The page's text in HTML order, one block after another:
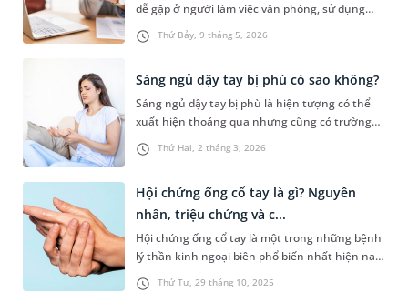
Thứ Bảy, 9 tháng 5, 2026
dễ gặp ở người làm việc văn phòng, sử dụng
máy tính nhiều, lao động tay chân hoặc chơi
thể thao. Vậy tình trạng này có liên quan đến
gì, bạn có thể trả lời thắc mắc đó qua bài viết
sau.
Thứ Hai, 2 tháng 3, 2026
Sáng ngủ dậy tay bị phù có sao không?
Sáng ngủ dậy tay bị phù là hiện tượng có thể
xuất hiện thoáng qua nhưng cũng có trường
hợp thường xuyên tái diễn kèm cứng khớp
nhẹ, khó cử động, tê bì, đau nhức,... Liệu đây có
phục như thế nào mới mang lại hiệu quả?
Những chia sẻ dưới đây sẽ cùng bạn...
Thứ Tư, 29 tháng 10, 2025
Hội chứng ống cổ tay là gì? Nguyên
nhân, triệu chứng và c...
Hội chứng ống cổ tay là một trong những bệnh
lý thần kinh ngoại biên phổ biến nhất hiện nay,
thường gặp ở những người phải làm việc nhiều
với tay và cổ tay như nhân viên văn phòng, thợ